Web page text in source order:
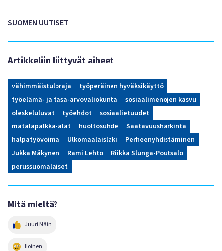
SUOMEN UUTISET
Artikkeliin liittyvät aiheet
vähimmäistuloraja
työperäinen hyväksikäyttö
työelämä- ja tasa-arvovaliokunta
sosiaalimenojen kasvu
oleskeluluvat
työehdot
sosiaalietuudet
matalapalkka-alat
huoltosuhde
Saatavuusharkinta
halpatyövoima
Ulkomaalaislaki
Perheenyhdistäminen
Jukka Mäkynen
Rami Lehto
Riikka Slunga-Poutsalo
perussuomalaiset
Mitä mieltä?
Juuri Näin
Iloinen